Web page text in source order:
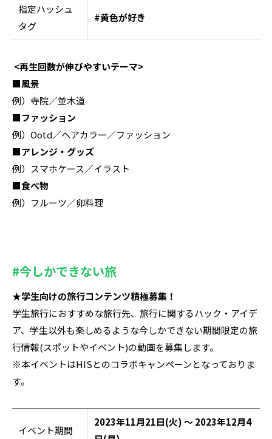
指定ハッシュ
タグ
#⻩色が好き
<再生回数が伸びやすいテーマ>
■風景
例）寺院／並木道
■ファッション
例）Ootd／ヘアカラー／ファッション
■アレンジ・グッズ
例）スマホケース／イラスト
■食べ物
例）フルーツ／卵料理
#今しかできない旅
★学生向けの旅行コンテンツ積極募集！
学生旅行におすすめな旅行先、旅行に関するハック・アイデ
ア、学生以外も楽しめるような今しかできない期間限定の旅
行情報(スポットやイベント)の動画を募集します。
※本イベントはHISとのコラボキャンペーンとなっておりま
す。
イベント期間
2023年11月21日(火) ～ 2023年12月4